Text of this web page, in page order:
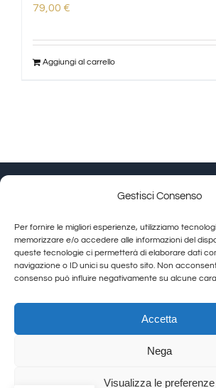
Gestisci Consenso
Per fornire le migliori esperienze, utilizziamo
memorizzare e/o accedere alle informazioni del
queste tecnologie ci permetterà di elaborare dati
navigazione o ID unici su questo sito. Non
consenso può influire negativamente su alcune
Accetta
Nega
Visualizza le preferenze
79,00 €
Aggiungi al carrello
Calamandrei 145 Arezzo (AR) |
Policy
Allegra Toscana Arezzo
© Copyright 2012 - 2026 | GranDucatoCollection |